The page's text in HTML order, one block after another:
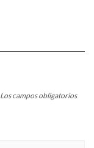
Los campos obligatorios